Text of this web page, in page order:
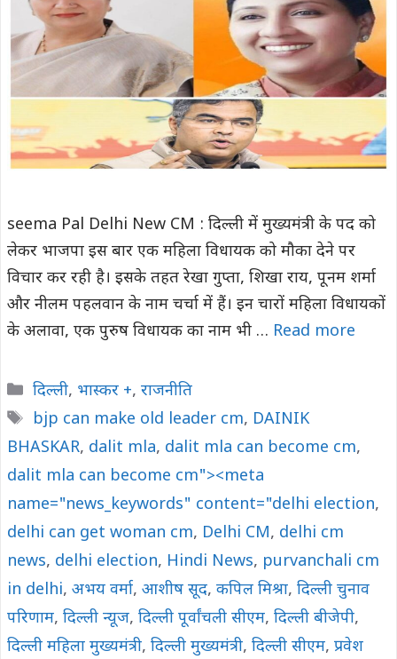
seema Pal Delhi New CM : दिल्ली में मुख्यमंत्री के पद को
लेकर भाजपा इस बार एक महिला विधायक को मौका देने पर
विचार कर रही है। इसके तहत रेखा गुप्ता, शिखा राय, पूनम शर्मा
और नीलम पहलवान के नाम चर्चा में हैं। इन चारों महिला विधायकों
के अलावा, एक पुरुष विधायक का नाम भी … Read more
Categories
दिल्ली, भास्कर +, राजनीति
Tags
bjp can make old leader cm, DAINIK
BHASKAR, dalit mla, dalit mla can become cm,
dalit mla can become cm"><meta
name="news_keywords" content="delhi election,
delhi can get woman cm, Delhi CM, delhi cm
news, delhi election, Hindi News, purvanchali cm
in delhi, अभय वर्मा, आशीष सूद, कपिल मिश्रा, दिल्ली चुनाव
परिणाम, दिल्ली न्यूज, दिल्ली पूर्वांचली सीएम, दिल्ली बीजेपी,
दिल्ली महिला मुख्यमंत्री, दिल्ली मुख्यमंत्री, दिल्ली सीएम, प्रवेश